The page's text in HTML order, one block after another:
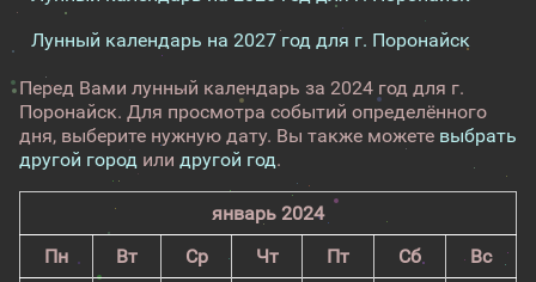
Лунный календарь на 2027 год для г. Поронайск
Перед Вами лунный календарь за 2024 год для г.
Поронайск. Для просмотра событий определённого
дня, выберите нужную дату. Вы также можете выбрать
другой город или другой год.
январь 2024
Пн
Вт Ср Чт Пт Сб
Вс